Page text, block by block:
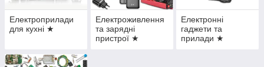
Електроприлади
для кухні ★
Електроживлення
та зарядні
пристрої ★
Електронні
гаджети та
прилади ★